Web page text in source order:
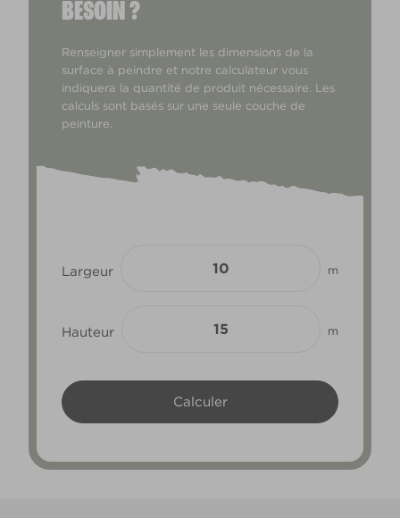
BESOIN ?
Renseigner simplement les dimensions de la
surface à peindre et notre calculateur vous
indiquera la quantité de produit nécessaire. Les
calculs sont basés sur une seule couche de
peinture.
Largeur m
Hauteur m